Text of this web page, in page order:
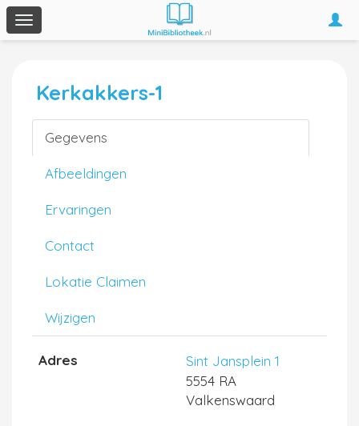
Toggle
navigation
Kerkakkers-1
Gegevens
Afbeeldingen
Ervaringen
Contact
Lokatie Claimen
Wijzigen
Adres
Sint Jansplein 1
5554 RA
Valkenswaard